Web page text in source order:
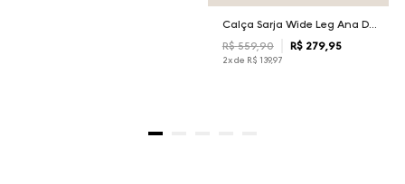
Calça Sarja Wide Leg Ana Dudalina Feminina
R$ 559,90 R$ 279, 95
2x de R$ 139,97